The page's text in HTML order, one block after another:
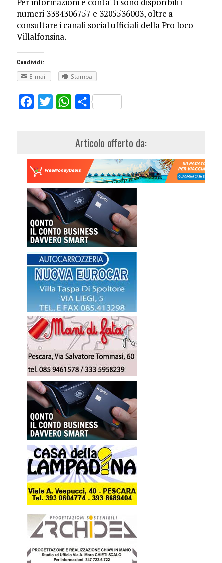
Per informazioni e contatti sono disponibili i
numeri 3384306757 e 3205536003, oltre a
consultare i canali social ufficiali della Pro loco
Villalfonsina.
Condividi:
E-mail
Stampa
FacebookTwitterWhatsApp
Share
Articolo offerto da: